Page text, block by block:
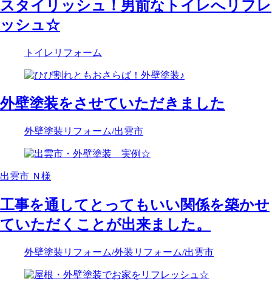
スタイリッシュ！男前なトイレへリフレ
ッシュ☆
トイレリフォーム
外壁塗装をさせていただきました
外壁塗装リフォーム/出雲市
出雲市 Ｎ様
工事を通してとってもいい関係を築かせ
ていただくことが出来ました。
外壁塗装リフォーム/外装リフォーム/出雲市